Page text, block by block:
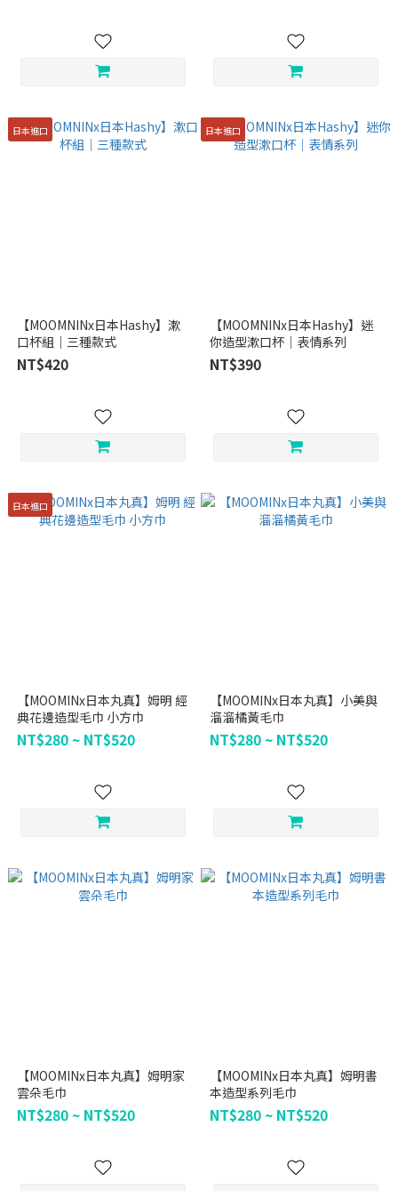
日本進口
【MOOMNINx日本Hashy】漱
口杯組｜三種款式
NT$420
日本進口
【MOOMNINx日本Hashy】迷
你造型漱口杯｜表情系列
NT$390
日本進口
【MOOMINx日本丸真】姆明 經
典花邊造型毛巾 小方巾
NT$280 ~ NT$520
【MOOMINx日本丸真】小美與
溜溜橘黃毛巾
NT$280 ~ NT$520
【MOOMINx日本丸真】姆明家
雲朵毛巾
NT$280 ~ NT$520
【MOOMINx日本丸真】姆明書
本造型系列毛巾
NT$280 ~ NT$520